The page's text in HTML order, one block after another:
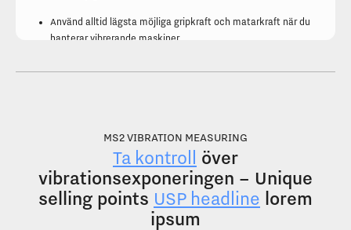
Använd alltid lägsta möjliga gripkraft och matarkraft när du
hanterar vibrerande maskiner.
Uppmuntra din arbetsgivare att byta ut gamla maskiner som
vibrerar mycket till lågvibrerande..
Fundera tillsammans med din arbetsgivare på hur ni kan
ändra arbetsmetoder för att minska din exponering för
MS2 VIBRATION MEASURING
Ta kontroll
över
vibrationsexponeringen – Unique
selling points USP headline lorem
ipsum